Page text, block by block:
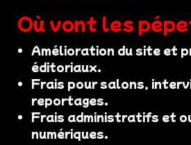
Où vont les
Amélioration du site et
éditoriaux.
Frais pour salons,
reportages.
Frais administratifs et
numériques.